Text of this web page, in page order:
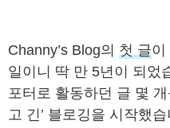
Channy’s Blog의 첫 글이
일이니 딱 만 5년이 되었
포터로 활동하던 글 몇
고 긴’ 블로깅을 시작했